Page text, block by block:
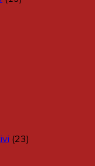
(23)